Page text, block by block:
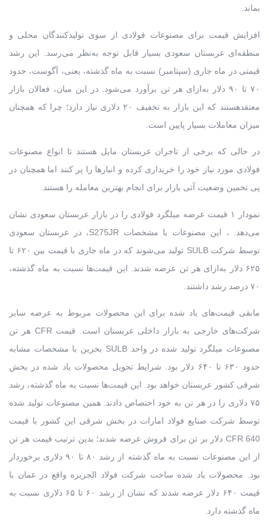
بماند.
افزایش قیمت برای مصنوعات فولادی از سوی تولیدکنندگان محلی و
منطقه‌ای عربستان سعودی بسیار قابل توجه به‌نظر می‌رسد. این رشد
قیمتی در ماه جاری (سپتامبر) نسبت به ماه گذشته، یعنی، آگوست، حدود
۷۰ تا ۹۰ دلار به‌ازای هر تن برآورد می‌شود. در این میان، فعالان بازار
معتقدهستند که این بازار به تخفیف ۲۰ دلاری نیاز دارد؛ چرا که همچنان
میزان معاملات بسیار پایین است.
در حالی که برخی از تاجران عربستان مایل هستند تا انواع مصنوعات
فولادی مورد نیاز خود را خریداری کرده و انبار‌ها را پر کنند اما همچنان در
پی تخمین وضعیت آتی بازار برای انجام بهترین معامله را هستند.
نمودار ۱ قیمت عرضه میلگرد فولادی را در بازار عربستان سعودی نشان
می‌دهد. ، این مصنوعات با مشخصات S275JR، در عربستان سعودی
توسط شرکت SULB تولید می‌شوند که در ماه جاری با قیمت بین ۶۲۰ تا
۶۲۵ دلار به‌ازای هر تن عرضه شدند. این قیمت‌ها نسبت به ماه گذشته،
۷۰ درصد رشد داشتند.
مابقی قیمت‌های یاد شده برای این محصولات مربوط به عرضه سایر
شرکت‌های خارجی به بازار داخلی عربستان است. قیمت CFR هر تن
مصنوعات میلگرد تولید شده در واحد SULB بحرین با مشخصات مشابه
حدود ۶۳۰ تا ۶۴۰ دلار بود. شرایط تحویل محصولات یاد شده در بخش
شرقی کشور عربستان خواهد بود. این قیمت‌ها نسبت به ماه گذشته، رشد
۷۵ دلاری را در هر تن به خود اختصاص دادند. همین مصنوعات تولید شده
توسط شرکت صنایع فولاد امارات در بخش شرقی این کشور با قیمت
CFR 640 دلار بر تن برای فروش عرضه شدند؛ بدین ترتیب قیمت هر تن
از این مصنوعات نسبت به ماه گذشته از رشد ۸۰ تا ۹۰ دلاری برخوردار
بود. محصولات یاد شده ساخت شرکت فولاد الجزیره واقع در عمان با
قیمت ۶۴۰ دلار عرضه شدند که نشان از رشد ۶۰ تا ۶۵ دلاری نسبت به
ماه گذشته دارد.